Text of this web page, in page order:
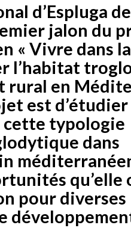
d’Espluga de
jalon du
« Vivre dans
l’habitat
rural en
est d’étudier
typologie
dans
pour diverses